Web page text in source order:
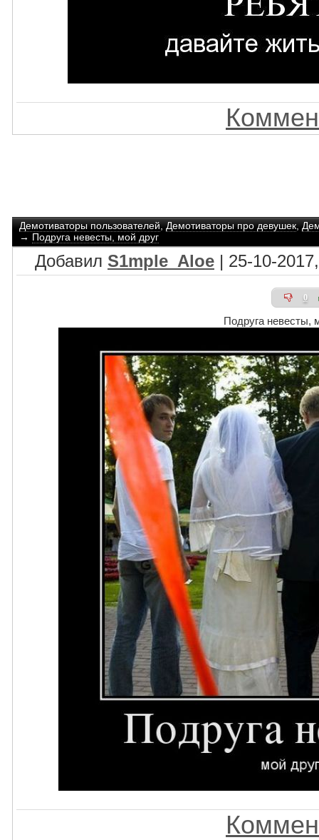
Демотиваторы пользователей,Демотиваторы про девушек,
→ Подруга невесты, мой друг
Добавил S1mple_Aloe | 25-10-
0
Подруга невесты,